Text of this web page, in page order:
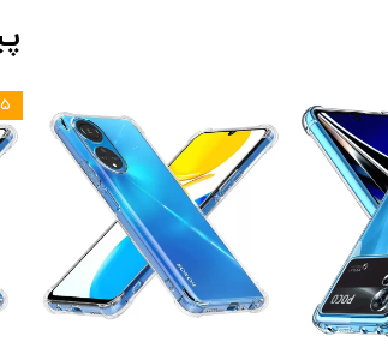
۵ درصد